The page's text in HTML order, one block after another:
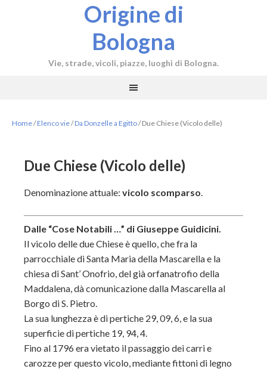
Origine di
Bologna
Vie, strade, vicoli, piazze, luoghi di Bologna.
Home/Elenco vie/Da Donzelle a Egitto/Due Chiese (Vicolo delle)
Due Chiese (Vicolo delle)
Denominazione attuale: vicolo scomparso.
Dalle “Cose Notabili …” di Giuseppe Guidicini.
Il vicolo delle due Chiese è quello, che fra la
parrocchiale di Santa Maria della Mascarella e la
chiesa di Sant’ Onofrio, del già orfanatrofio della
Maddalena, dà comunicazione dalla Mascarella al
Borgo di S. Pietro.
La sua lunghezza è di pertiche 29, 09, 6, e la sua
superficie di pertiche 19, 94, 4.
Fino al 1796 era vietato il passaggio dei carri e
carozze per questo vicolo, mediante fittoni di legno